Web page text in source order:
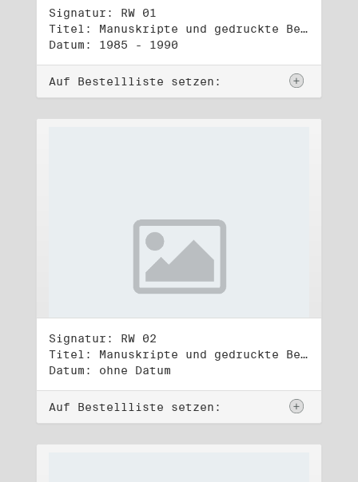
Signatur: RW 01
Titel: Manuskripte und gedruckte Belege (1)
Datum: 1985 - 1990
Auf Bestellliste setzen:
Signatur: RW 02
Titel: Manuskripte und gedruckte Belege (2)
Datum: ohne Datum
Auf Bestellliste setzen: